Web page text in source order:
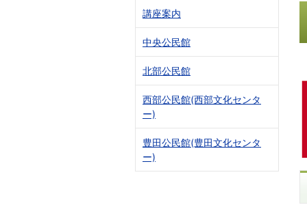
講座案内
中央公民館
北部公民館
西部公民館(西部文化センタ
ー)
豊田公民館(豊田文化センタ
ー)